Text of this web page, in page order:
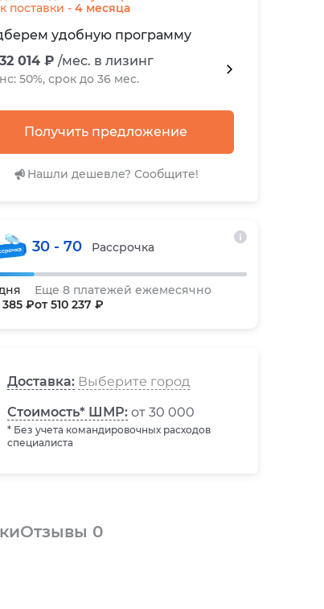
поставки - 4 месяца
удобную программу
014 ₽ /мес. в лизинг
50%, срок до 36 мес.
Получить предложение
Нашли дешевле? Сообщите!
30 - 70 Рассрочка
385 ₽
Еще 8 платежей ежемесячно
от 510 237 ₽
Доставка:
Стоимость* ШМР: от 30 000
* Без учета командировочных расходов
специалиста
Отзывы 0